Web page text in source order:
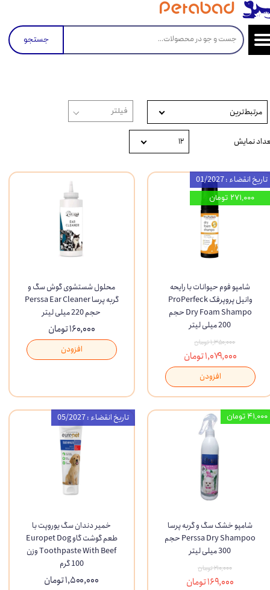
جستجو
مرتبط‌ترین
نمایش ۱۲
شامپو فوم حیوانات با رایحه
وانیل پروپرفک ProPerfeck
Dry Foam Shampo حجم
200 میلی لیتر
۱,۳۵۰,۰۰۰ تومان
۱,۰۷۹,۰۰۰ تومان
افزودن
تاریخ انقضاء : 01/2027
۲۷۱,۰۰۰ تومان
محلول شستشوی گوش سگ و
گربه پرسا Perssa Ear Cleaner
حجم 220 میلی لیتر
۱۶۰,۰۰۰ تومان
افزودن
شامپو خشک سگ و گربه پرسا
Perssa Dry Shampoo حجم
300 میلی لیتر
۲۱۰,۰۰۰ تومان
۱۶۹,۰۰۰ تومان
۴۱,۰۰۰ تومان
خمیر دندان سگ یوروپت با
طعم گوشت گاو Europet Dog
Toothpaste With Beef وزن
100 گرم
۱,۵۰۰,۰۰۰ تومان
تاریخ انقضاء : 05/2027